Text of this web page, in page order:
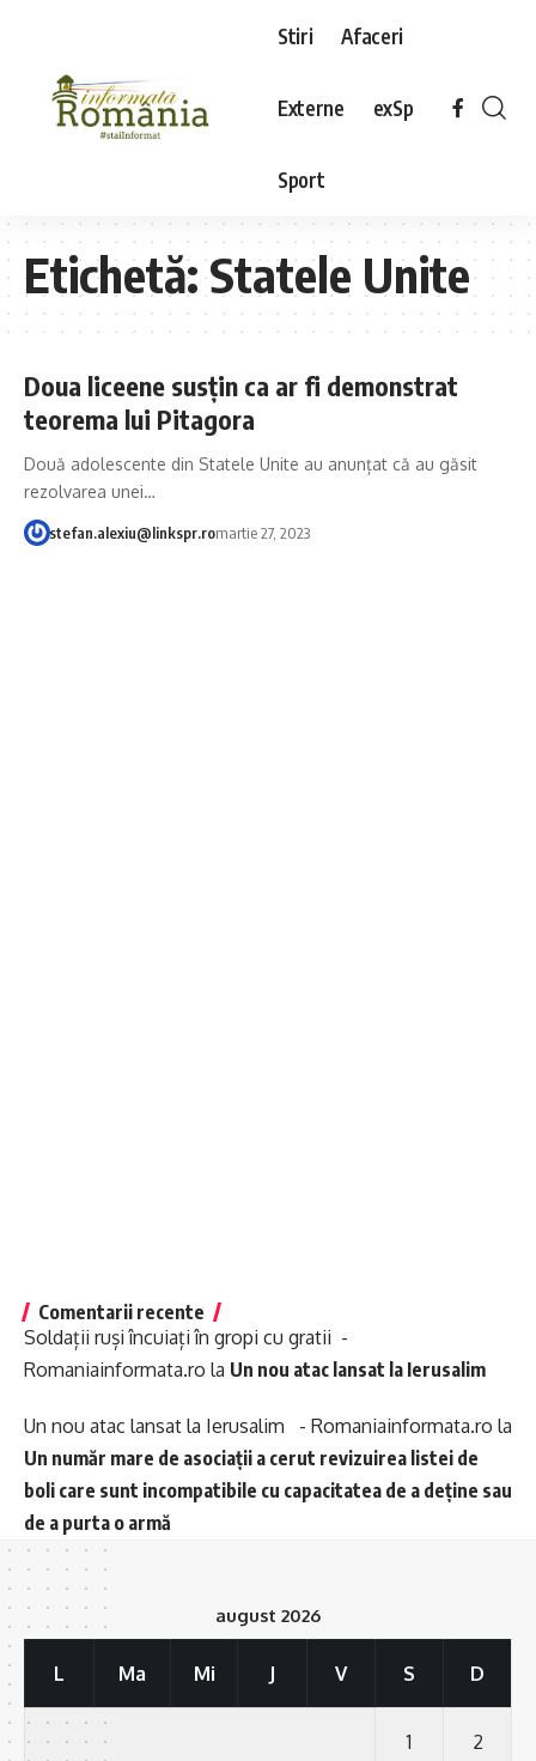
Stiri Afaceri
Externe exSp
Sport
Etichetă:Statele Unite
Doua liceene susțin ca ar fi demonstrat
teorema lui Pitagora
Două adolescente din Statele Unite au anunțat că au găsit
rezolvarea unei…
stefan.alexiu@linkspr.romartie 27, 2023
Comentarii recente
Soldații ruși încuiați în gropi cu gratii -
Romaniainformata.ro la Un nou atac lansat la Ierusalim
Un nou atac lansat la Ierusalim - Romaniainformata.ro la
Un număr mare de asociații a cerut revizuirea listei de
boli care sunt incompatibile cu capacitatea de a deține sau
de a purta o armă
august 2026
L Ma Mi J V S D
1 2